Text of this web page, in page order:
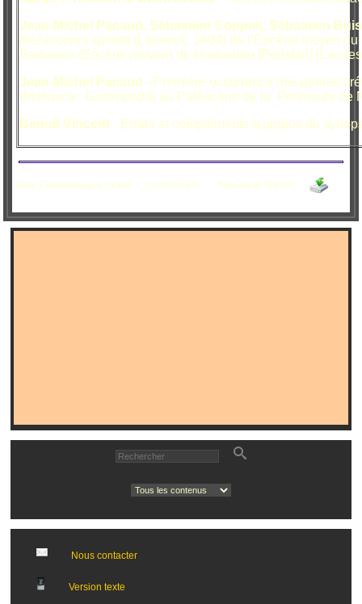
Jean-Michel Pacaud, Sébastien Coppini, Sébastien
Bezanconia spirata (Lamarck, 1804) de l’Éocène moyen
Bartonien (Éocène moyen) de Horsarrieu [Pédelail]
Jean-Michel Pacaud - Première occurrence des genres
(Mollusca : Gastropoda) au Paléocène de la Péninsule de
Benoît Vincent - Errata et compléments à propos du
Folia_Conchyliologica_77.pdf (2 008,83 ko) Téléchargé 318 fois
Nous contacter
Version texte